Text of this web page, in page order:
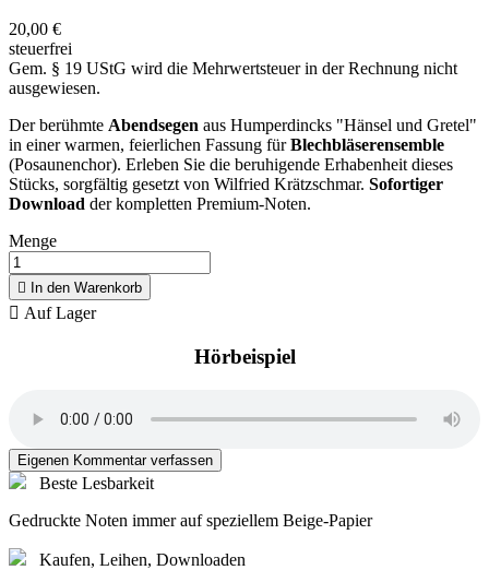
20,00 €
steuerfrei
Gem. § 19 UStG wird die Mehrwertsteuer in der Rechnung nicht
ausgewiesen.
Der berühmte Abendsegen aus Humperdincks "Hänsel und Gretel"
in einer warmen, feierlichen Fassung fürBlechbläserensemble
(Posaunenchor). Erleben Sie die beruhigende Erhabenheit dieses
Stücks, sorgfältig gesetzt von Wilfried Krätzschmar. Sofortiger
Download der kompletten Premium-Noten.
Menge
 In den Warenkorb
 Auf Lager
Hörbeispiel
Eigenen Kommentar verfassen
Beste Lesbarkeit
Gedruckte Noten immer auf speziellem Beige-Papier
Kaufen, Leihen, Downloaden